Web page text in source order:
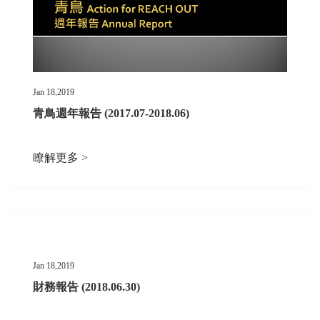
Jan 18,2019
青鳥週年報告 (2017.07-2018.06)
瞭解更多 >
Jan 18,2019
財務報告 (2018.06.30)